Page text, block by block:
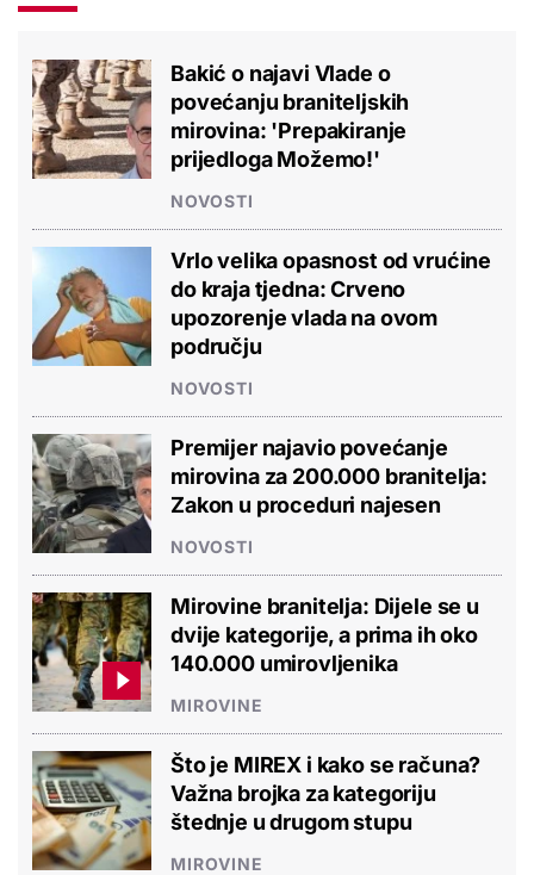
Bakić o najavi Vlade o
povećanju braniteljskih
mirovina: 'Prepakiranje
prijedloga Možemo!'
NOVOSTI
Vrlo velika opasnost od vrućine
do kraja tjedna: Crveno
upozorenje vlada na ovom
području
NOVOSTI
Premijer najavio povećanje
mirovina za 200.000 branitelja:
Zakon u proceduri najesen
NOVOSTI
Mirovine branitelja: Dijele se u
dvije kategorije, a prima ih oko
140.000 umirovljenika
MIROVINE
Što je MIREX i kako se računa?
Važna brojka za kategoriju
štednje u drugom stupu
MIROVINE